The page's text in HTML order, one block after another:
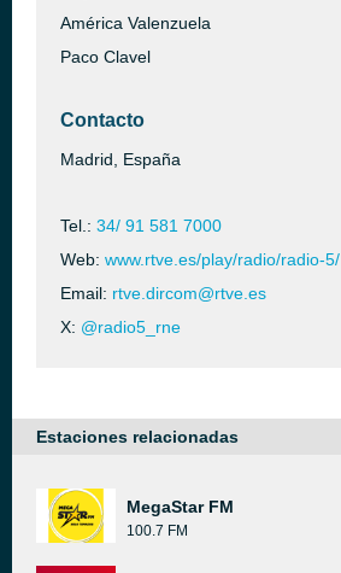
América Valenzuela
Paco Clavel
Contacto
Madrid, España
Tel.: 34/ 91 581 7000
Web: www.rtve.es/play/radio/radio-5/
Email: rtve.dircom@rtve.es
X: @radio5_rne
Estaciones relacionadas
MegaStar FM
100.7 FM